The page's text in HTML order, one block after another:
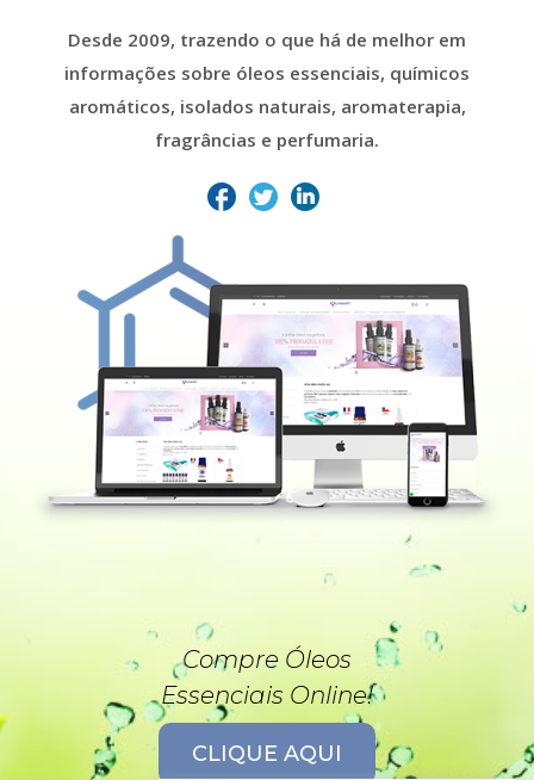
Desde 2009, trazendo o que há de melhor em
informações sobre óleos essenciais, químicos
aromáticos, isolados naturais, aromaterapia,
fragrâncias e perfumaria.
Compre Óleos
Essenciais Online!
CLIQUE AQUI